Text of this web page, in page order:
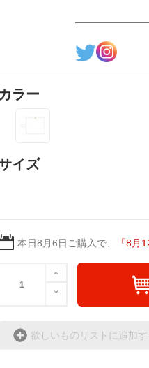
カラー
イズ
本日8月6日 ご購入で、 「8月
欲しいものリストに追加す